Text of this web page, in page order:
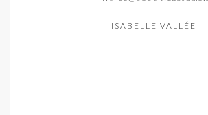
ISABELLE VALLÉE